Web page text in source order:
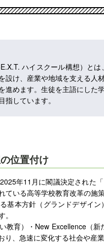
ハイスクール構想）と
設け、産業や地域を支える人
進めます。生徒を主語にした
しています。
位置付け
年11月に閣議決定された
いる高等学校教育改革の施策
基本方針（グランドデザイ
教育）・New Excellence（
り、急速に変化する社会や産